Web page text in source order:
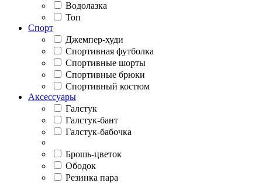
Водолазка
Топ
Спорт
Джемпер-худи
Спортивная футболка
Спортивные шорты
Спортивные брюки
Спортивный костюм
Аксессуары
Галстук
Галстук-бант
Галстук-бабочка
Брошь-цветок
Ободок
Резинка пара